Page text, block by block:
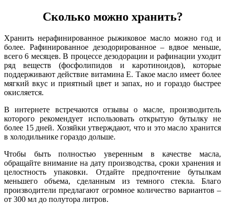
Сколько можно хранить?
Хранить нерафинированное рыжиковое масло можно год и
более. Рафинированное дезодорированное – вдвое меньше,
всего 6 месяцев. В процессе дезодорации и рафинации уходит
ряд веществ (фосфолипидов и каротиноидов), которые
поддерживают действие витамина E. Такое масло имеет более
мягкий вкус и приятный цвет и запах, но и гораздо быстрее
окисляется.
В интернете встречаются отзывы о масле, производитель
которого рекомендует использовать открытую бутылку не
более 15 дней. Хозяйки утверждают, что и это масло хранится
в холодильнике гораздо дольше.
Чтобы быть полностью уверенным в качестве масла,
обращайте внимание на дату производства, сроки хранения и
целостность упаковки. Отдайте предпочтение бутылкам
меньшего объема, сделанным из темного стекла. Благо
производители предлагают огромное количество вариантов –
от 300 мл до полутора литров.